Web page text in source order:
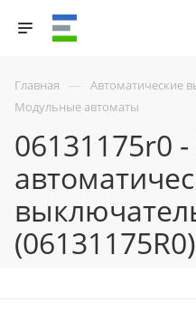
Главная — Автоматические
Модульные автоматы
06131175r0 -
(06131175R0)